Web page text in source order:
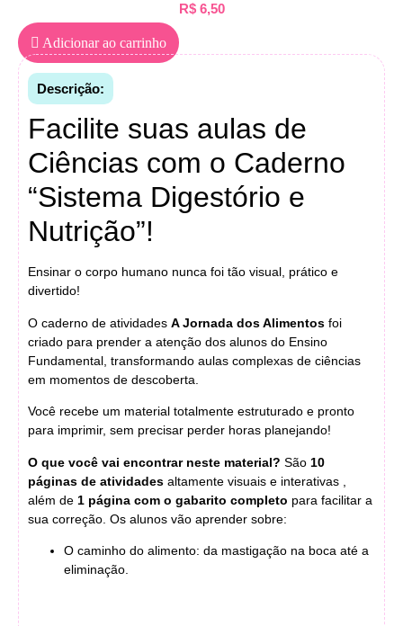
R$6,50
Adicionar ao carrinho
Descrição:
Facilite suas aulas de
Ciências com o Caderno
“Sistema Digestório e
Nutrição”!
Ensinar o corpo humano nunca foi tão visual, prático e
divertido!
O caderno de atividades A Jornada dos Alimentos foi
criado para prender a atenção dos alunos do Ensino
Fundamental, transformando aulas complexas de ciências
em momentos de descoberta.
Você recebe um material totalmente estruturado e pronto
para imprimir, sem precisar perder horas planejando!
O que você vai encontrar neste material? São 10
páginas de atividades altamente visuais e interativas
além de 1 página com o gabarito completo para facilitar a
sua correção . Os alunos vão aprender sobre:
O caminho do alimento: da mastigação na boca até a
eliminação